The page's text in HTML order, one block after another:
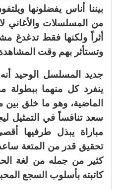
بيننا أناس يفضلونها
من المسلسلات والأغاني
أثراً ولكنها فقط تدغدغ
وتستأثر بهم وقت
جديد المسلسل الوحيد
ينفرد كل منهما
الماضية، وهو ما خلق
سعد تنافساً في التمثيل
مباراة يبذل طرفيها
تحقيق قدر من المتعة ساعد
كثير من جمله من لغة
كاتبته بأسلوب السجع